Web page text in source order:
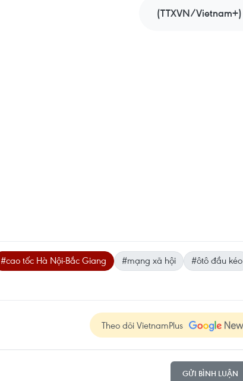
(TTXVN/Vietnam+)
#cao tốc Hà Nội-Bắc Giang #mạng xã hội
#ôtô đầu kéo
Theo dõi VietnamPlus
GỬI BÌNH LUẬN